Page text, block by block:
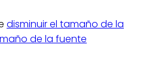
disminuir el tamaño de la
de la fuente